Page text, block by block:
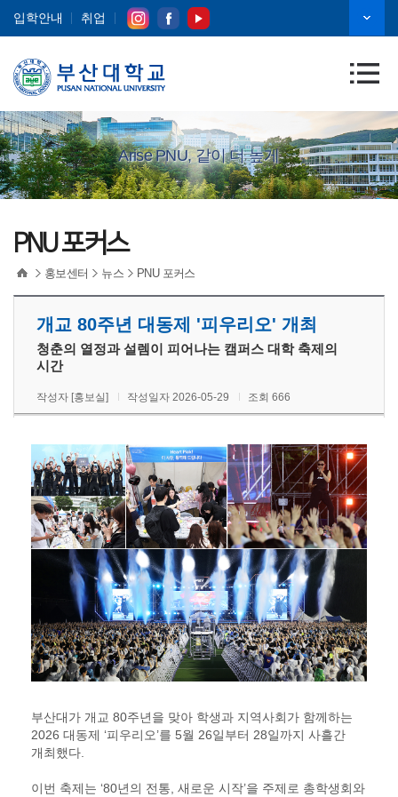
입학안내 취업
Arise PNU, 같이 더 높게
PNU 포커스
홍보센터 뉴스 PNU 포커스
개교 80주년 대동제 '피우리오' 개최
청춘의 열정과 설렘이 피어나는 캠퍼스 대학 축제의
시간
작성자 [홍보실] 작성일자 2026-05-29 조회 666
부산대가 개교 80주년을 맞아 학생과 지역사회가 함께하는
2026 대동제 ‘피우리오’를 5월 26일부터 28일까지 사흘간
개최했다.
이번 축제는 ‘80년의 전통, 새로운 시작’을 주제로 총학생회와